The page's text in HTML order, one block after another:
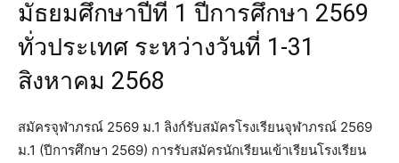
มัธยมศึกษาปีที่ 1 ปีการศึกษา 2569
ทั่วประเทศ ระหว่างวันที่ 1-31
สิงหาคม 2568
สมัครจุฬาภรณ์ 2569 ม.1 ลิงก์รับสมัครโรงเรียนจุฬาภรณ์ 2569
ม.1 (ปีการศึกษา 2569) การรับสมัครนักเรียนเข้าเรียนโรงเรียน